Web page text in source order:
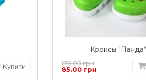
Купити
Кроксы "Панда"
170.00 грн
85.00 грн